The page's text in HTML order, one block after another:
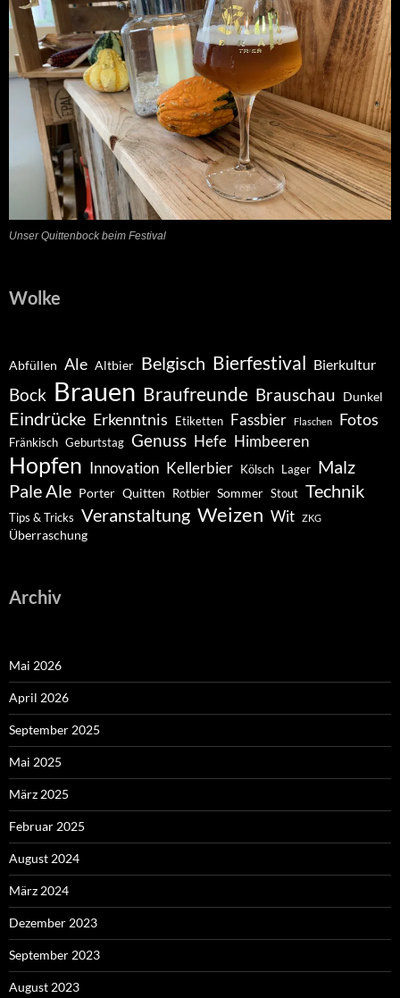
Unser Quittenbock beim Festival
Wolke
Abfüllen Ale Altbier Belgisch Bierfestival Bierkultur
Bock Brauen Braufreunde Brauschau Dunkel
Eindrücke Erkenntnis Etiketten Fassbier Flaschen Fotos
Fränkisch Geburtstag Genuss Hefe Himbeeren
Hopfen Innovation Kellerbier Kölsch Lager Malz
Pale Ale Porter Quitten Rotbier Sommer Stout Technik
Tips & Tricks Veranstaltung Weizen Wit ZKG
Überraschung
Archiv
Mai 2026
April 2026
September 2025
Mai 2025
März 2025
Februar 2025
August 2024
März 2024
Dezember 2023
September 2023
August 2023